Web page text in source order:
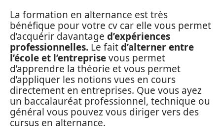
La formation en alternance est très
bénéfique pour votre cv car elle vous permet
d’acquérir davantage d’expériences
professionnelles. Le faitd’alterner entre
l’école et l’entreprisevous permet
d’apprendre la théorie et vous permet
d’appliquer les notions vues en cours
directement en entreprises. Que vous ayez
un baccalauréat professionnel, technique ou
général vous pouvez vous diriger vers des
cursus en alternance.